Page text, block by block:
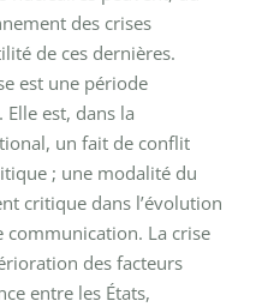
des crises
de ces dernières.
est une période
est, dans la
un fait de conflit
; une modalité du
critique dans l’évolution
communication. La crise
des facteurs
entre les États,